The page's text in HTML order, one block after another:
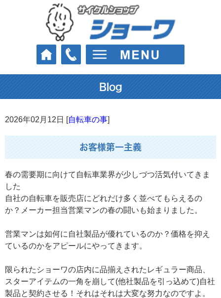
Blog
2026年02月12日 [自転車の事]
お客様第一主義
春の需要期に向けて自転車業界が少しづつ活気付いてきま
した
自社の自転車を販売店にどれだけ多く並べてもらえるの
か？メーカー担当営業マンの春の闘いも始まりました。
営業マンは如何に自社製品が優れているのか？価格を抑え
ているのかをアピールにやってきます。
限られたショーワの店内に品揃えされたレギュラー商品、
スターアイテムの一角を崩して(他社製品を引っ込めて)自社
製品と契約させる！それはそれは大変な努力なのですよ。